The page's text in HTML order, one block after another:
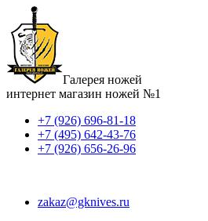
Галерея ножей
интернет магазин ножей №1
+7 (926) 696-81-18
+7 (495) 642-43-76
+7 (926) 656-26-96
zakaz@gknives.ru